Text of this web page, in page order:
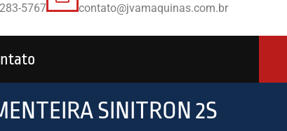
5767
contato@jvamaquinas.com.br
SINITRON 2S